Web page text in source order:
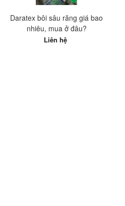
Daratex bôi sâu răng giá bao
nhiêu, mua ở đâu?
Liên hệ